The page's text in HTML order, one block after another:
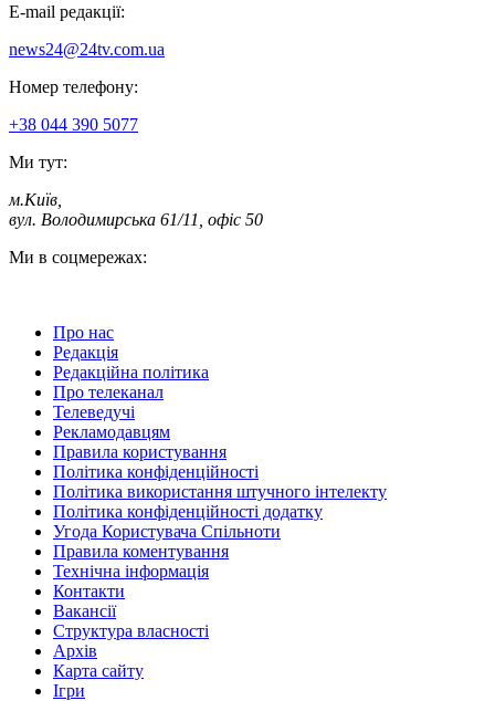
E-mail редакції:
news24@24tv.com.ua
Номер телефону:
+38 044 390 5077
Ми тут:
м.Київ
вул. Володимирська 61/11, офіс 50
Ми в соцмережах:
Про нас
Редакція
Редакційна політика
Про телеканал
Телеведучі
Рекламодавцям
Правила користування
Політика конфіденційності
Політика використання штучного інтелекту
Політика конфіденційності додатку
Угода Користувача Спільноти
Правила коментування
Технічна інформація
Контакти
Вакансії
Структура власності
Архів
Карта сайту
Ігри